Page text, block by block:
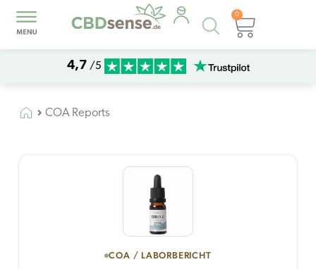
Products
search
0
4,7 /5
COA Reports
COA / LABORBERICHT